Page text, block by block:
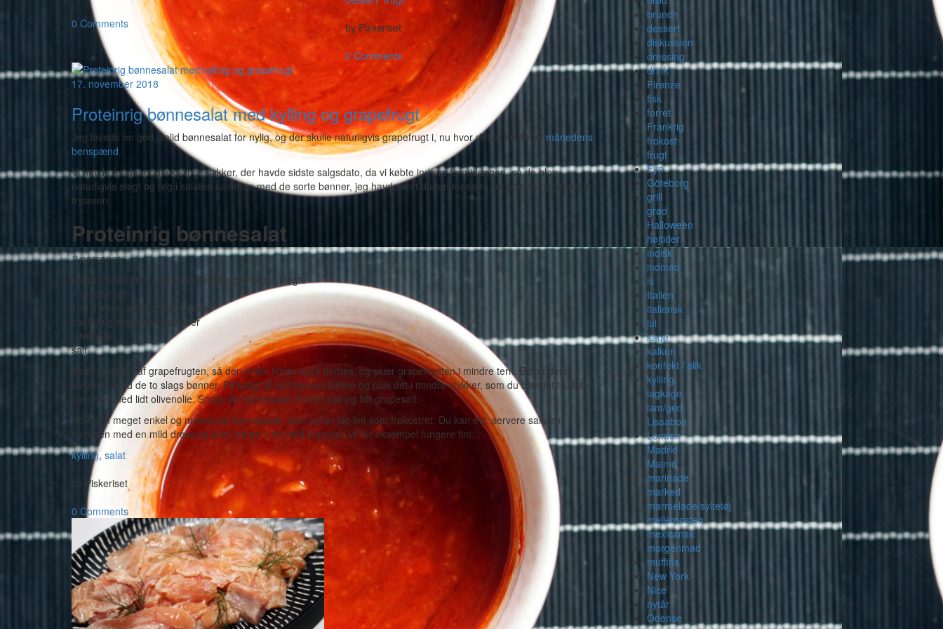
-
0 Comments
-
by Piskeriset
-
2 Comments
17. november 2018
Proteinrig bønnesalat med kylling og grapefrugt
Jeg lavede en god, solid bønnesalat for nylig, og der skulle naturligvis grapefrugt i, nu hvor det er en del af månedens
benspænd.
Vi havde fundet nogle kyllingestykker, der havde sidste salgsdato, da vi købte ind om formiddagen, så de blev
naturligvis stegt og røg i salaten sammen med de sorte bønner, jeg havde kort dagen for samt lidt edemamebønner fra
fryseren.
Proteinrig bønnesalat
2 personer
kødet fra fire små eller to store kyllingeoverlår, stegte
1 grapefrugt
100 g edemamebønner, frosne
ca. 300 g kogte sorte bønner
olivenolie
salt
Skær skrællen af grapefrugten, så den hvide hinde også fjernes, og skær grapefrugten i mindre tern. Bland dem
sammen med de to slags bønner. Pil kødet af kyllingeoverlårene og pluk det i mindre stykker, som du blandet i salaten
sammen med lidt olivenolie. Smag din bønnesalat til med salt og lidt grapesaft.
Note: En meget enkel og mættende bønnesalat, som egner sig fint som frokostret. Du kan evt. servere salaten
sammen med en mild dressing eller creme – en mild hummus vil for eksempel fungere fint.
kylling, salat
-
by Piskeriset
-
0 Comments
brunch
dessert
diskussion
dressing
drink
Firenze
fisk
forret
Frankrig
frokost
frugt
Fyn
Göteborg
grill
grød
Halloween
højtider
indisk
indmad
is
Italien
italiensk
jul
kage
kalkun
konfekt / slik
kylling
lagkage
lam/ged
Lissabon
London
Madrid
Malmö
marinade
marked
marmelade/syltetøj
mellemøsten
mexicansk
morgenmad
muffins
New York
Nice
nytår
Odense